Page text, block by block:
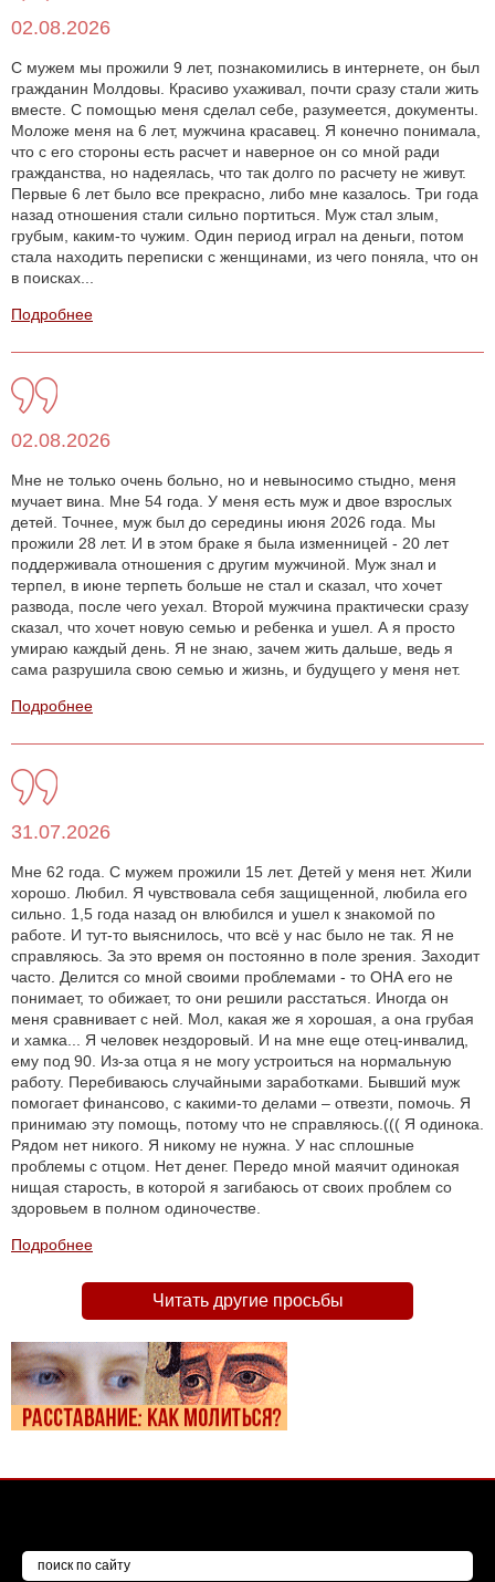
02.08.2026
С мужем мы прожили 9 лет, познакомились в интернете, он был
гражданин Молдовы. Красиво ухаживал, почти сразу стали жить
вместе. С помощью меня сделал себе, разумеется, документы.
Моложе меня на 6 лет, мужчина красавец. Я конечно понимала,
что с его стороны есть расчет и наверное он со мной ради
гражданства, но надеялась, что так долго по расчету не живут.
Первые 6 лет было все прекрасно, либо мне казалось. Три года
назад отношения стали сильно портиться. Муж стал злым,
грубым, каким-то чужим. Один период играл на деньги, потом
стала находить переписки с женщинами, из чего поняла, что он
в поисках...
Подробнее
02.08.2026
Мне не только очень больно, но и невыносимо стыдно, меня
мучает вина. Мне 54 года. У меня есть муж и двое взрослых
детей. Точнее, муж был до середины июня 2026 года. Мы
прожили 28 лет. И в этом браке я была изменницей - 20 лет
поддерживала отношения с другим мужчиной. Муж знал и
терпел, в июне терпеть больше не стал и сказал, что хочет
развода, после чего уехал. Второй мужчина практически сразу
сказал, что хочет новую семью и ребенка и ушел. А я просто
умираю каждый день. Я не знаю, зачем жить дальше, ведь я
сама разрушила свою семью и жизнь, и будущего у меня нет.
Подробнее
31.07.2026
Мне 62 года. С мужем прожили 15 лет. Детей у меня нет. Жили
хорошо. Любил. Я чувствовала себя защищенной, любила его
сильно. 1,5 года назад он влюбился и ушел к знакомой по
работе. И тут-то выяснилось, что всё у нас было не так. Я не
справляюсь. За это время он постоянно в поле зрения. Заходит
часто. Делится со мной своими проблемами - то ОНА его не
понимает, то обижает, то они решили расстаться. Иногда он
меня сравнивает с ней. Мол, какая же я хорошая, а она грубая
и хамка... Я человек нездоровый. И на мне еще отец-инвалид,
ему под 90. Из-за отца я не могу устроиться на нормальную
работу. Перебиваюсь случайными заработками. Бывший муж
помогает финансово, с какими-то делами – отвезти, помочь. Я
принимаю эту помощь, потому что не справляюсь.((( Я одинока.
Рядом нет никого. Я никому не нужна. У нас сплошные
проблемы с отцом. Нет денег. Передо мной маячит одинокая
нищая старость, в которой я загибаюсь от своих проблем со
здоровьем в полном одиночестве.
Подробнее
Читать другие просьбы